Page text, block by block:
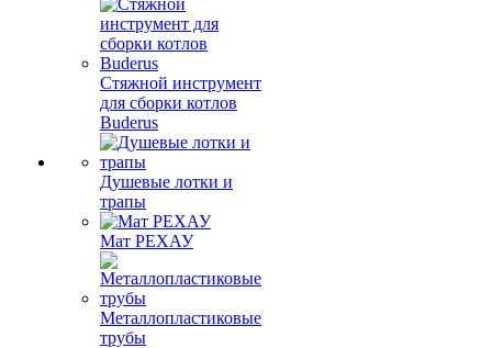
Стяжной инструмент
для сборки котлов
Buderus
Душевые лотки и
трапы
Мат РЕХАУ
Металлопластиковые
трубы